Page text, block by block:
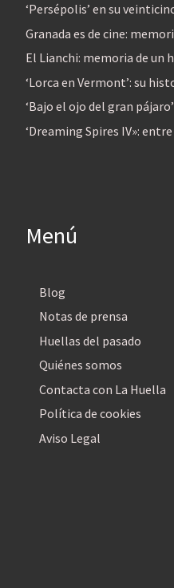
‘Persépolis’ en su
Granada es de cine:
El Lianchi: memoria de un
‘Lorca en Vermont’: su
‘Bajo el ojo del gran
‘Dreaming Spires IV»:
Menú
Blog
Notas de prensa
Huellas del pasado
Quiénes somos
Contacta con La Huella
Política de cookies
Aviso Legal